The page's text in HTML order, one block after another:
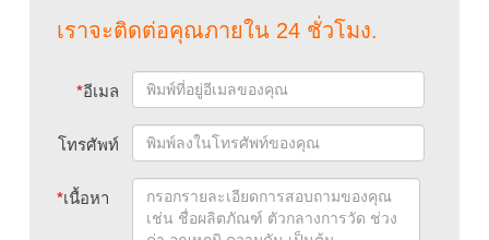
เราจะติดต่อคุณภายใน 24 ชั่วโมง.
*อีเมล
โทรศัพท์
*เนื้อหา